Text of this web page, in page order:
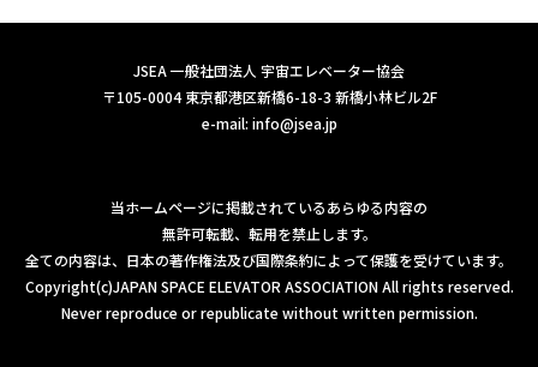
JSEA 一般社団法人 宇宙エレベーター協会
〒105-0004 東京都港区新橋6-18-3 新橋小林ビル2F
e-mail: info@jsea.jp
当ホームページに掲載されているあらゆる内容の
無許可転載、転用を禁止します。
全ての内容は、日本の著作権法及び国際条約によって保護を受けています。
Copyright(c)JAPAN SPACE ELEVATOR ASSOCIATION All rights reserved.
Never reproduce or republicate without written permission.